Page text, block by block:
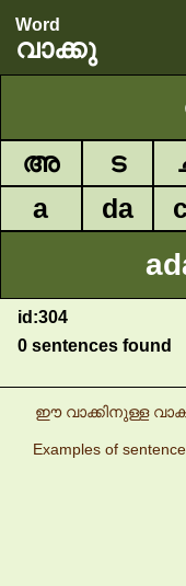
Word
വാക്കു
അ ട
a
da
id:304
0 sentences found
ഈ വാക്കിനുള്ള
Examples of